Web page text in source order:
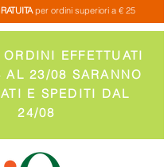
per ordini superiori a € 25
EFFETTUATI
AL 23/08 SARANNO
E SPEDITI DAL
24/08